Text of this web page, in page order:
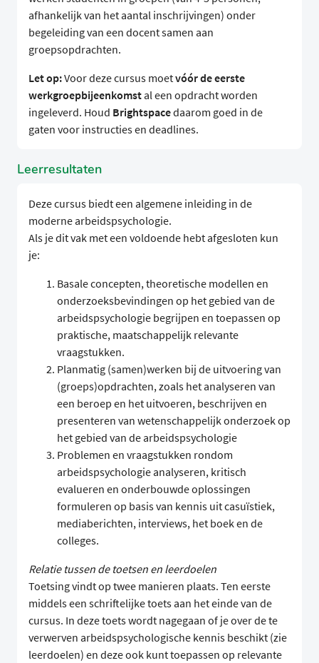
afhankelijk van het aantal inschrijvingen) onder
begeleiding van een docent samen aan
groepsopdrachten.
Let op:Voor deze cursus moetvóór de eerste
werkgroepbijeenkomstal een opdracht worden
ingeleverd. Houd Brightspacedaarom goed in de
gaten voor instructies en deadlines.
Leerresultaten
Deze cursus biedt een algemene inleiding in de
moderne arbeidspsychologie.
Als je dit vak met een voldoende hebt afgesloten kun
je:
Basale concepten, theoretische modellen en
onderzoeksbevindingen op het gebied van de
arbeidspsychologie begrijpen en toepassen op
praktische, maatschappelijk relevante
vraagstukken.
Planmatig (samen)werken bij de uitvoering van
(groeps)opdrachten, zoals het analyseren van
een beroep en het uitvoeren, beschrijven en
presenteren van wetenschappelijk onderzoek op
het gebied van de arbeidspsychologie
Problemen en vraagstukken rondom
arbeidspsychologie analyseren, kritisch
evalueren en onderbouwde oplossingen
formuleren op basis van kennis uit casuïstiek,
mediaberichten, interviews, het boek en de
colleges.
Relatie tussen de toetsen en leerdoelen
Toetsing vindt op twee manieren plaats. Ten eerste
middels een schriftelijke toets aan het einde van de
cursus. In deze toets wordt nagegaan of je over de te
verwerven arbeidspsychologische kennis beschikt (zie
leerdoelen) en deze ook kunt toepassen op relevante